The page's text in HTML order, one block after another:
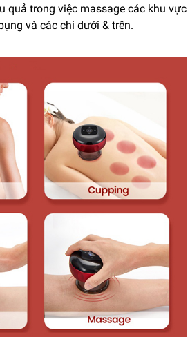
quả trong việc massage các khu vực
và các chi dưới & trên.